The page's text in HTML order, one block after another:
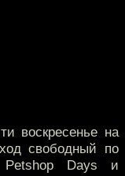
воскресенье на
свободный по
Petshop Days и